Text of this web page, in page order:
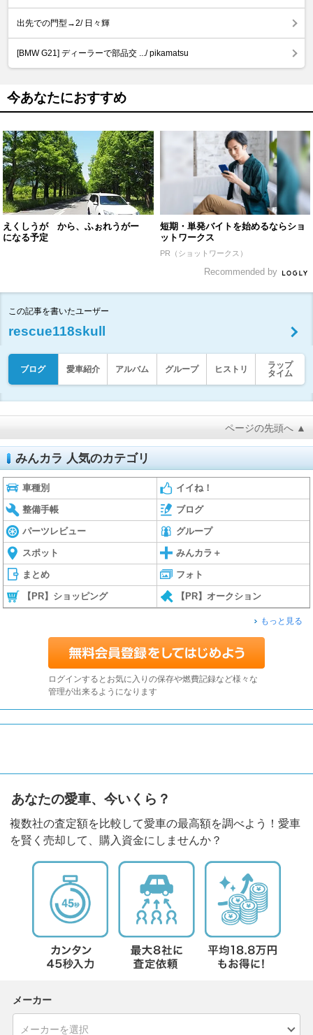
出先での門型→2/ 日々輝
[BMW G21] ディーラーで部品交 .../ pikamatsu
今あなたにおすすめ
えくしうが から、ふぉれうがー
になる予定
短期・単発バイトを始めるならショ
ットワークス
PR（ショットワークス）
Recommended by
この記事を書いたユーザー
rescue118skull
ブログ 愛車紹介 アルバム グループ ヒストリ
ラップ
タイム
ページの先頭へ ▲
みんカラ 人気のカテゴリ
車種別 イイね！
整備手帳 ブログ
パーツレビュー グループ
スポット みんカラ＋
まとめ フォト
【PR】ショッピング 【PR】オークション
もっと見る
ログインするとお気に入りの保存や燃費記録など様々な
管理が出来るようになります
あなたの愛車、今いくら？
複数社の査定額を比較して愛車の最高額を調べよう！愛車
を賢く売却して、購入資金にしませんか？
メーカー